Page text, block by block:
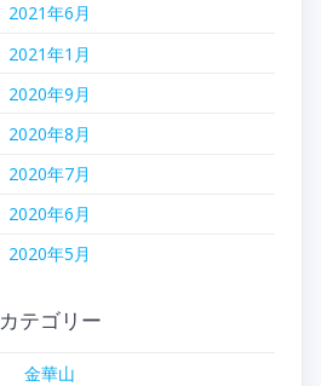
2021年6月
2021年1月
2020年9月
2020年8月
2020年7月
2020年6月
2020年5月
カテゴリー
金華山